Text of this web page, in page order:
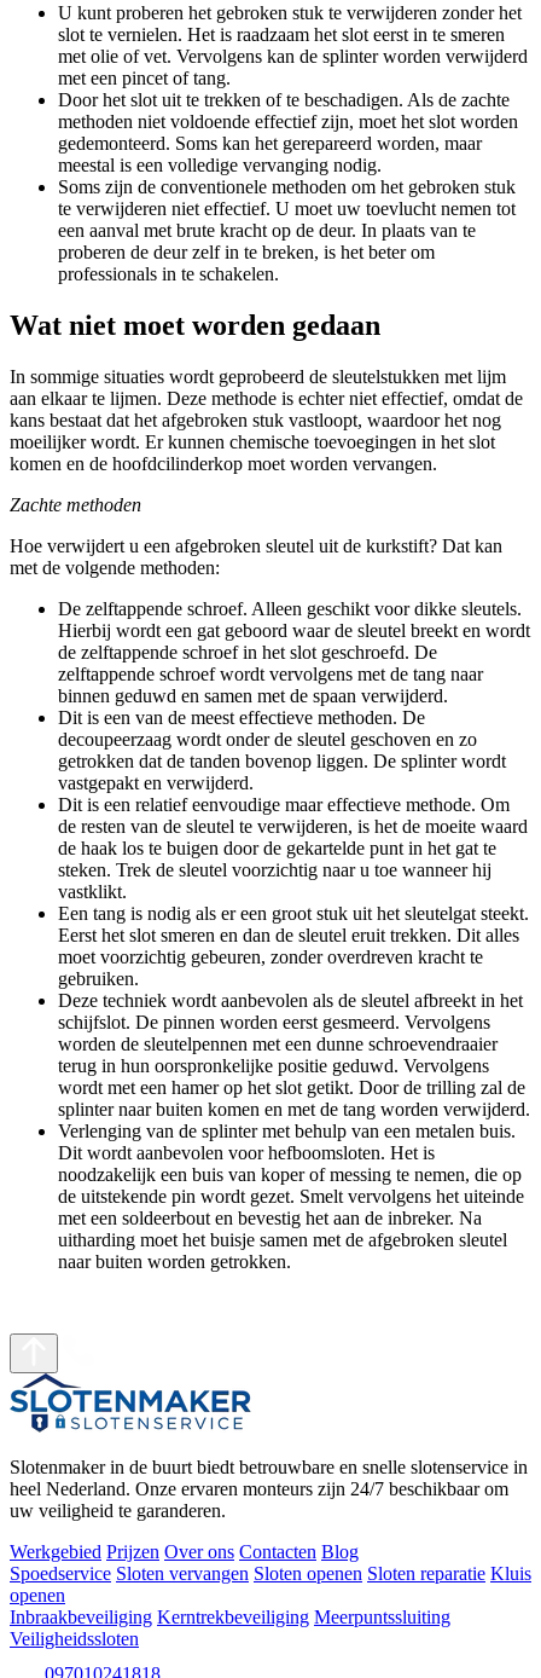
U kunt proberen het gebroken stuk te verwijderen zonder het
slot te vernielen. Het is raadzaam het slot eerst in te smeren
met olie of vet. Vervolgens kan de splinter worden verwijderd
met een pincet of tang.
Door het slot uit te trekken of te beschadigen. Als de zachte
methoden niet voldoende effectief zijn, moet het slot worden
gedemonteerd. Soms kan het gerepareerd worden, maar
meestal is een volledige vervanging nodig.
Soms zijn de conventionele methoden om het gebroken stuk
te verwijderen niet effectief. U moet uw toevlucht nemen tot
een aanval met brute kracht op de deur. In plaats van te
proberen de deur zelf in te breken, is het beter om
professionals in te schakelen.
Wat niet moet worden gedaan
In sommige situaties wordt geprobeerd de sleutelstukken met lijm
aan elkaar te lijmen. Deze methode is echter niet effectief, omdat de
kans bestaat dat het afgebroken stuk vastloopt, waardoor het nog
moeilijker wordt. Er kunnen chemische toevoegingen in het slot
komen en de hoofdcilinderkop moet worden vervangen.
Zachte methoden
Hoe verwijdert u een afgebroken sleutel uit de kurkstift? Dat kan
met de volgende methoden:
De zelftappende schroef. Alleen geschikt voor dikke sleutels.
Hierbij wordt een gat geboord waar de sleutel breekt en wordt
de zelftappende schroef in het slot geschroefd. De
zelftappende schroef wordt vervolgens met de tang naar
binnen geduwd en samen met de spaan verwijderd.
Dit is een van de meest effectieve methoden. De
decoupeerzaag wordt onder de sleutel geschoven en zo
getrokken dat de tanden bovenop liggen. De splinter wordt
vastgepakt en verwijderd.
Dit is een relatief eenvoudige maar effectieve methode. Om
de resten van de sleutel te verwijderen, is het de moeite waard
de haak los te buigen door de gekartelde punt in het gat te
steken. Trek de sleutel voorzichtig naar u toe wanneer hij
vastklikt.
Een tang is nodig als er een groot stuk uit het sleutelgat steekt.
Eerst het slot smeren en dan de sleutel eruit trekken. Dit alles
moet voorzichtig gebeuren, zonder overdreven kracht te
gebruiken.
Deze techniek wordt aanbevolen als de sleutel afbreekt in het
schijfslot. De pinnen worden eerst gesmeerd. Vervolgens
worden de sleutelpennen met een dunne schroevendraaier
terug in hun oorspronkelijke positie geduwd. Vervolgens
wordt met een hamer op het slot getikt. Door de trilling zal de
splinter naar buiten komen en met de tang worden verwijderd.
Verlenging van de splinter met behulp van een metalen buis.
Dit wordt aanbevolen voor hefboomsloten. Het is
noodzakelijk een buis van koper of messing te nemen, die op
de uitstekende pin wordt gezet. Smelt vervolgens het uiteinde
met een soldeerbout en bevestig het aan de inbreker. Na
uitharding moet het buisje samen met de afgebroken sleutel
naar buiten worden getrokken.
Slotenmaker in de buurt biedt betrouwbare en snelle slotenservice in
heel Nederland. Onze ervaren monteurs zijn 24/7 beschikbaar om
uw veiligheid te garanderen.
Werkgebied Prijzen Over ons Contacten Blog
Spoedservice Sloten vervangen Sloten openen Sloten reparatie Kluis
openen
Inbraakbeveiliging Kerntrekbeveiliging Meerpuntssluiting
Veiligheidssloten
097010241818